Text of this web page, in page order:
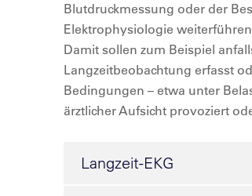
Blutdruckmessung oder der
Elektrophysiologie
Damit sollen zum Beispiel
Langzeitbeobachtung erfasst
Bedingungen – etwa unter
ärztlicher Aufsicht provoziert
Langzeit-EKG